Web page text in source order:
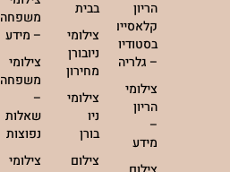
הריון
קלאסיים
בסטודיו
– גלריה
צילומי
הריון
–
מידע
בבית
צילומי
ניובורן
מחירון
צילומי
ניו
בורן
צילום
משפחה
– מידע
צילומי
משפחה
–
שאלות
נפוצות
צילומי